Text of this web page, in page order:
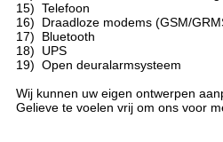
15) Telefoon
16) Draadloze modems (GSM/
17) Bluetooth
18) UPS
19) Open deuralarmsysteem
Wij kunnen uw eigen ontwerpen
Gelieve te voelen vrij om ons voor